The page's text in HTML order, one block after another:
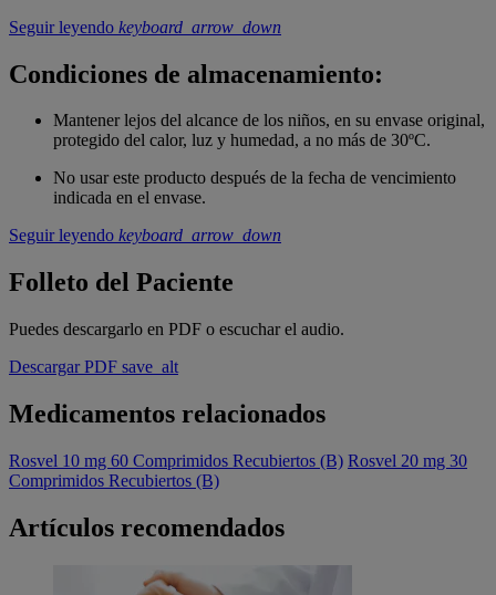
Seguir leyendo keyboard_arrow_down
Condiciones de almacenamiento:
Mantener lejos del alcance de los niños, en su envase original,
protegido del calor, luz y humedad, a no más de 30ºC.
No usar este producto después de la fecha de vencimiento
indicada en el envase.
Seguir leyendo keyboard_arrow_down
Folleto del Paciente
Puedes descargarlo en PDF o escuchar el audio.
Descargar PDF save_alt
Medicamentos relacionados
Rosvel 10 mg 60 Comprimidos Recubiertos (B) Rosvel 20 mg 30
Comprimidos Recubiertos (B)
Artículos recomendados